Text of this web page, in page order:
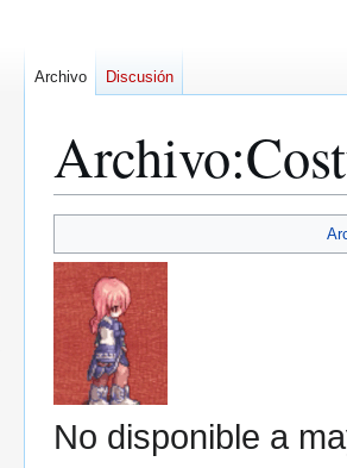
Archivo:
a
la
navegación
a
la
búsqueda
No disponible a
Archivo Discusión